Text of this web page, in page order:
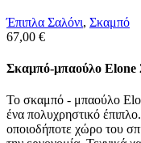
Έπιπλα Σαλόνι, Σκαμπό
67,00 €
Σκαμπό-μπαούλο Elone
Το σκαμπό - μπαούλο
ένα πολυχρηστικό
οποιοδήποτε χώρο του